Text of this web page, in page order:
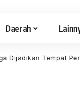
Daerah
Dijadikan Tempat